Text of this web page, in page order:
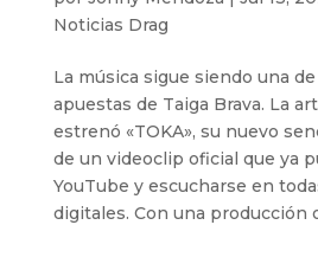
Noticias Drag
La música sigue siendo una
apuestas de Taiga Brava. La
estrenó «TOKA», su nuevo
de un videoclip oficial que ya
YouTube y escucharse en
digitales. Con una producción